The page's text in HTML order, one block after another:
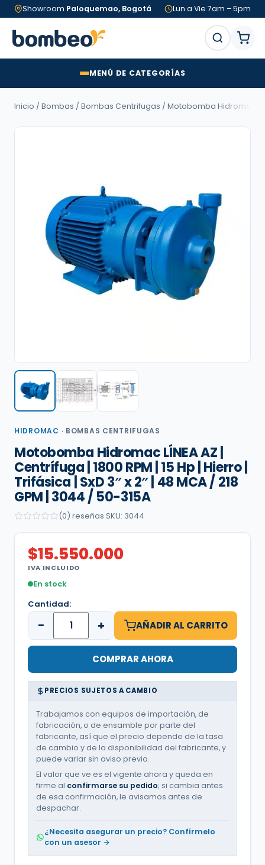
Showroom Paloquemao, Bogotá Lun a Vie 7am – 5pm
MENÚ DE CATEGORÍAS
Inicio / Bombas / Bombas Centrifugas / Motobomba Hidromac
HIDROMAC · BOMBAS CENTRIFUGAS
Motobomba Hidromac LÍNEA AZ |
Centrífuga | 1800 RPM | 15 Hp | Hierro |
Trifásica | SxD 3″ x 2″ | 48 MCA / 218
GPM | 3044 / 50-315A
(0) reseñas SKU: 3044
$15.550.000
IVA INCLUIDO
En stock
Cantidad:
− + AÑADIR AL CARRITO
COMPRAR AHORA
PRECIOS SUJETOS A CAMBIO
Trabajamos con equipos de importación, de
fabricación, o de ensamble por parte del
fabricante, así que el precio depende de la tasa
de cambio y de la disponibilidad del fabricante, y
puede variar sin aviso previo.
El valor que ve es el vigente ahora y queda en
firme al confirmarse su pedido; si cambia antes
de esa confirmación, le avisamos antes de
despachar.
¿Necesita asegurar un precio? Confírmelo
con un asesor →